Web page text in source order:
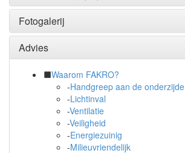
Fotogalerij
Advies
Waarom FAKRO?
-Handgreep aan de onderzijde
-Lichtinval
-Ventilatie
-Veiligheid
-Energiezuinig
-Milieuvriendelijk